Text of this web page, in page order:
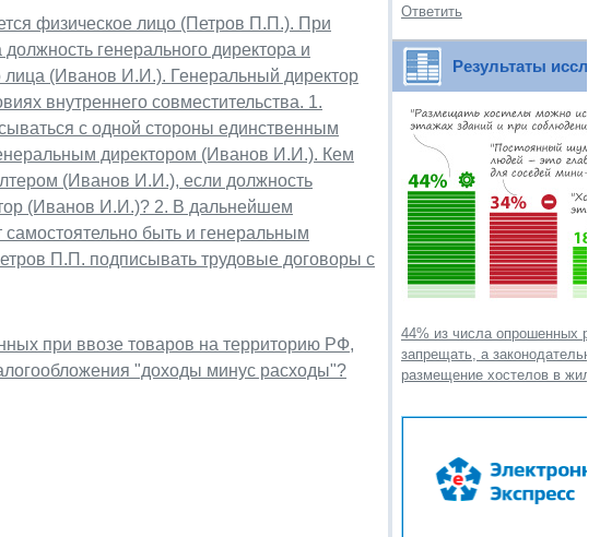
физическое лицо (Петров П.П.). При
генерального директора и
лица (Иванов И.И.). Генеральный директор
внутреннего совместительства. 1.
с одной стороны единственным
директором (Иванов И.И.). Кем
(Иванов И.И.), если должность
(Иванов И.И.)? 2. В дальнейшем
быть и генеральным
П.П. подписывать трудовые договоры с
при ввозе товаров на территорию РФ,
"доходы минус расходы"?
Ответить
Результаты
44% из числа опрошенных
запрещать, а
размещение хостелов в